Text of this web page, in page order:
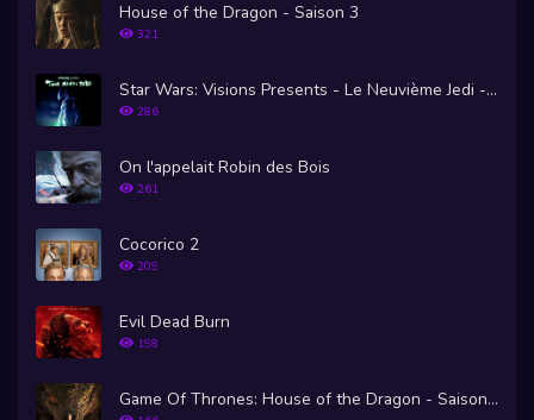
House of the Dragon - Saison 3
321
Star Wars: Visions Presents - Le Neuvième Jedi - Saison 1
286
On l'appelait Robin des Bois
261
Cocorico 2
209
Evil Dead Burn
198
Game Of Thrones: House of the Dragon - Saison 1